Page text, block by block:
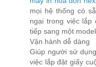
mọi hệ thống có
ngại trong việc lắp
tiếp sang một
Vận hành dễ dàng
Giúp người sử
việc lắp đặt giấy